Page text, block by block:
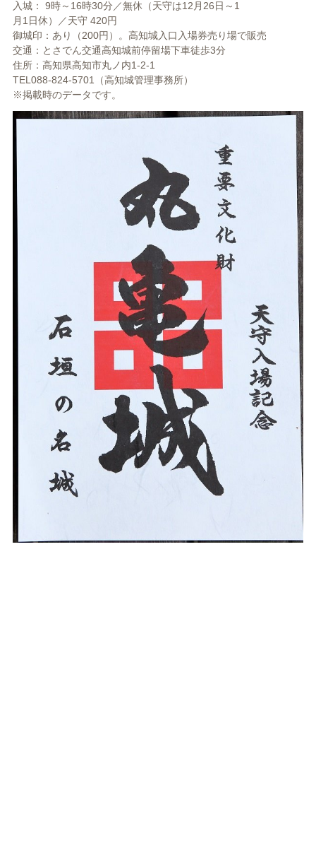
入城： 9時～16時30分／無休（天守は12月26日～1
月1日休）／天守 420円
御城印：あり（200円）。高知城入口入場券売り場で販売
交通：とさでん交通高知城前停留場下車徒歩3分
住所：高知県高知市丸ノ内1-2-1
TEL088-824-5701（高知城管理事務所）
※掲載時のデータです。